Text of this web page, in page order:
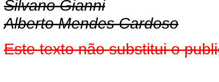
Silvano Gianni
Alberto Mendes Cardoso
Este texto não substitui o